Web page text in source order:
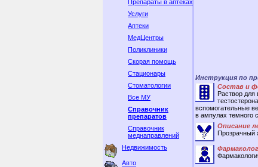
Препараты в аптеках
Услуги
Аптеки
МедЦентры
Поликлиники
Скорая помощь
Стационары
Стоматологии
Все МУ
Справочник
препаратов
Справочник
меднаправлений
Недвижимость
Авто
Инструкция по
Состав и
Раствор для
вспомогательные
в ампулах темного
Описание
Прозрачный